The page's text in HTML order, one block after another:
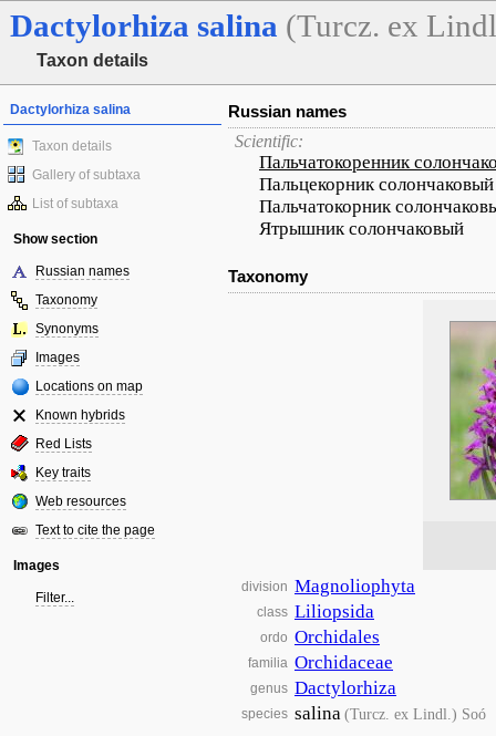
Dactylorhiza salina (Turcz. ex
Taxon details
Dactylorhiza salina
Taxon details
Gallery of subtaxa
List of subtaxa
Show section
Russian names
Taxonomy
Synonyms
Images
Locations on map
Known hybrids
Red Lists
Key traits
Web resources
Text to cite the page
Images
Filter...
Russian names
Scientific:
Пальчатокоренник
Пальцекорник солончаковый
Пальчатокорник
Ятрышник солончаковый
Taxonomy
division Magnoliophyta
class Liliopsida
ordo Orchidales
familia Orchidaceae
genus Dactylorhiza
species salina(Turcz. ex Lindl.) Soó